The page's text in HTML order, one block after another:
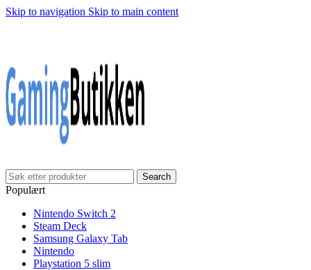
Skip to navigation Skip to main content
Search
Populært
Nintendo Switch 2
Steam Deck
Samsung Galaxy Tab
Nintendo
Playstation 5 slim